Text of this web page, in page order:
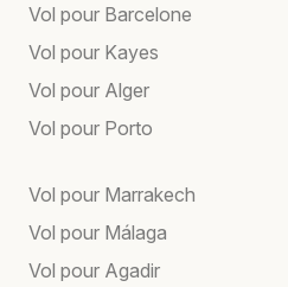
Vol pour Barcelone
Vol pour Kayes
Vol pour Alger
Vol pour Porto
Vol pour Marrakech
Vol pour Málaga
Vol pour Agadir